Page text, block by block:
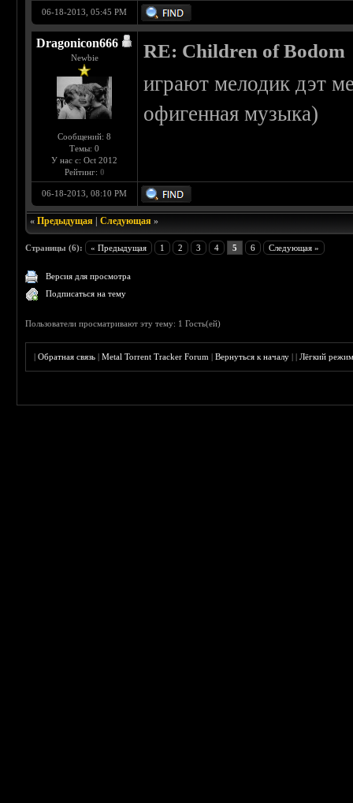
06-18-2013, 05:45 PM
Dragonicon666
Newbie
Сообщений: 8
Темы: 0
У нас с: Oct 2012
Рейтинг: 0
RE: Children of Bodom
играют мелодик дэт
офигенная музыка)
06-18-2013, 08:10 PM
«Предыдущая |Следующая »
Страницы (6): « Предыдущая 1 2 3 4 5 6 Следующая »
Версия для просмотра
Подписаться на тему
Пользователи просматривают эту тему: 1 Гость(ей)
|Обратная связь |Metal Torrent Tracker Forum |Вернуться к началу ||Лёгкий